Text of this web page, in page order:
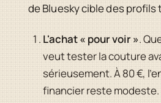
de Bluesky cible des
L'achat « pour voir ».
veut tester la couture
sérieusement. À 80 €,
financier reste modeste.